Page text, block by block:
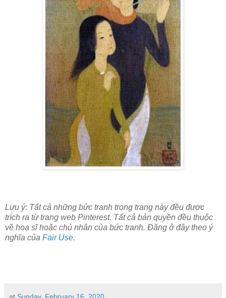
Lưu ý: Tất cả những bức tranh trong trang này đều được
trích ra từ trang web Pinterest. Tất cả bản quyền đều thuộc
về hoạ sĩ hoặc chủ nhân của bức tranh. Đăng ở đây theo ý
nghĩa của Fair Use.